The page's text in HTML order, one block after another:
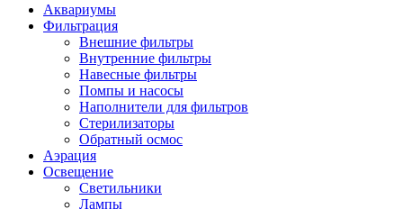
Аквариумы
Фильтрация
Внешние фильтры
Внутренние фильтры
Навесные фильтры
Помпы и насосы
Наполнители для фильтров
Стерилизаторы
Обратный осмос
Аэрация
Освещение
Светильники
Лампы